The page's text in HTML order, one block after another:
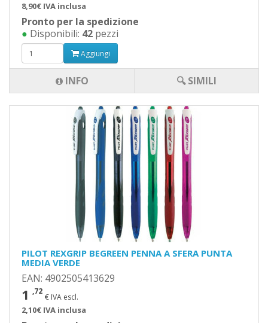
8,90€ IVA inclusa
Pronto per la spedizione
● Disponibili: 42 pezzi
Aggiungi
INFO 🔍 SIMILI
PILOT REXGRIP BEGREEN PENNA A SFERA PUNTA
MEDIA VERDE
EAN: 4902505413629
1 ,72
€ IVA escl.
2,10€ IVA inclusa